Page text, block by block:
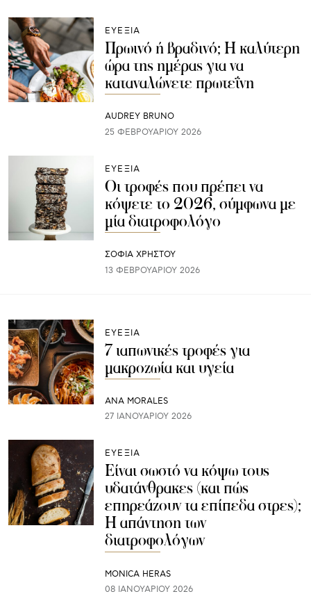
ΕΥΕΞΙΑ
Πρωινό ή βραδινό; Η καλύτερη
ώρα της ημέρας για να
καταναλώνετε πρωτεΐνη
AUDREY BRUNO
25 ΦΕΒΡΟΥΑΡΊΟΥ 2026
ΕΥΕΞΙΑ
Οι τροφές που πρέπει να
κόψετε το 2026, σύμφωνα με
μία διατροφολόγο
ΣΟΦΙΑ ΧΡΗΣΤΟΥ
13 ΦΕΒΡΟΥΑΡΊΟΥ 2026
ΕΥΕΞΙΑ
7 ιαπωνικές τροφές για
μακροζωία και υγεία
ANA MORALES
27 ΙΑΝΟΥΑΡΊΟΥ 2026
ΕΥΕΞΙΑ
Είναι σωστό να κόψω τους
υδατάνθρακες (και πώς
επηρεάζουν τα επίπεδα στρες);
Η απάντηση των
διατροφολόγων
MONICA HERAS
08 ΙΑΝΟΥΑΡΊΟΥ 2026